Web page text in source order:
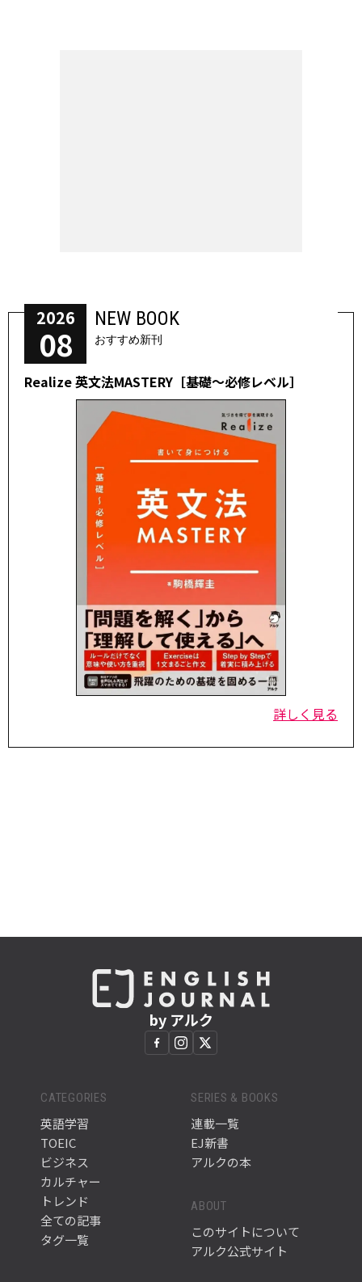
2026
08
NEW BOOK
おすすめ新刊
Realize 英文法MASTERY［基礎～必修レベル］
詳しく見る
by アルク
CATEGORIES
英語学習
TOEIC
ビジネス
カルチャー
トレンド
全ての記事
タグ一覧
SERIES & BOOKS
連載一覧
EJ新書
アルクの本
ABOUT
このサイトについて
アルク公式サイト